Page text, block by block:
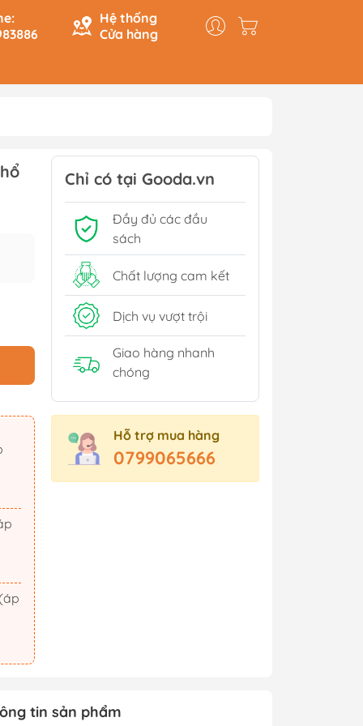
Hệ thống
Cửa hàng
Du Ký
Lịch Sử - Văn Hoá - Chính
Trị
Tâm Linh
Sách Tham Khảo Cấp 1
Sách Tham Khảo Cấp 2
Sách Ôn Thi Đại Học
Xem thêm
Triển
Xúc
Dục
Chỉ có tại Gooda.vn
Đầy đủ các đầu
sách
Chất lượng cam kết
Dịch vụ vượt trội
Giao hàng nhanh
chóng
Hỗ trợ mua hàng
0799065666
tin sản phẩm